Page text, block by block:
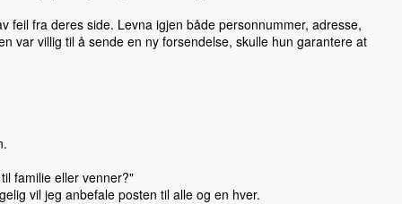
feil fra deres side. Levna igjen både personnummer, adresse,
var villig til å sende en ny forsendelse, skulle hun garantere at
familie eller venner?"
vil jeg anbefale posten til alle og en hver.